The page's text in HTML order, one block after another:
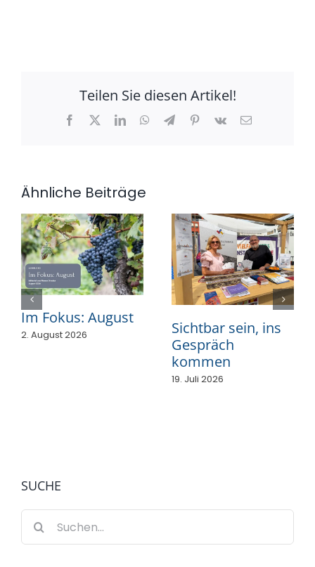
Teilen Sie diesen Artikel!
Facebook
X LinkedInWhatsApp
TelegramPinterest
Vk
E-
Ähnliche Beiträge
Im Fokus: August
2. August 2026
Sichtbar sein, ins
Gespräch
kommen
19. Juli 2026
SUCHE
Suche
nach: